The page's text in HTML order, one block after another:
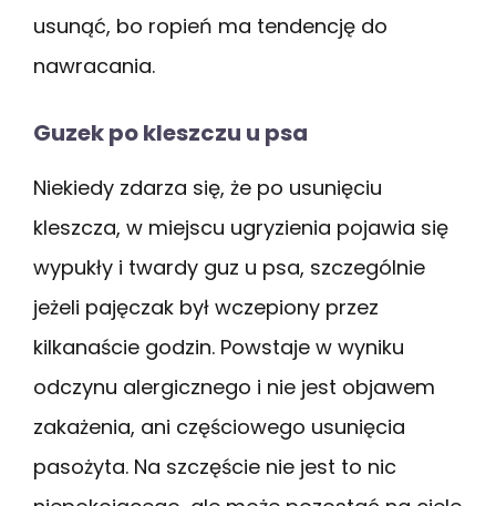
usunąć, bo ropień ma tendencję do
nawracania.
Guzek po kleszczu u psa
Niekiedy zdarza się, że po usunięciu
kleszcza, w miejscu ugryzienia pojawia się
wypukły i twardy guz u psa, szczególnie
jeżeli pajęczak był wczepiony przez
kilkanaście godzin. Powstaje w wyniku
odczynu alergicznego i nie jest objawem
zakażenia, ani częściowego usunięcia
pasożyta. Na szczęście nie jest to nic